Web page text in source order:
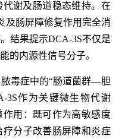
谢及肠道稳态维持。在
及肠屏障修复作用完全消
结果提示DCA-3S不仅是
的内源性信号分子。
毒症中的“肠道菌群—胆
3S作为关键微生物代谢
用：既可作为高敏感度
分子改善肠屏障和炎症